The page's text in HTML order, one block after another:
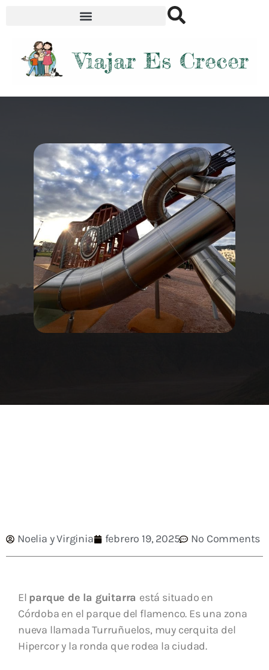
Noelia y Virginia febrero 19, 2025 No Comments
El parque de la guitarra está situado en
Córdoba en el parque del flamenco. Es una zona
nueva llamada Turruñuelos, muy cerquita del
Hipercor y la ronda que rodea la ciudad.